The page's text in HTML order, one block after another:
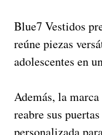
Blue7 Vestidos
reúne piezas
adolescentes en
Además, la
reabre sus
personalizada